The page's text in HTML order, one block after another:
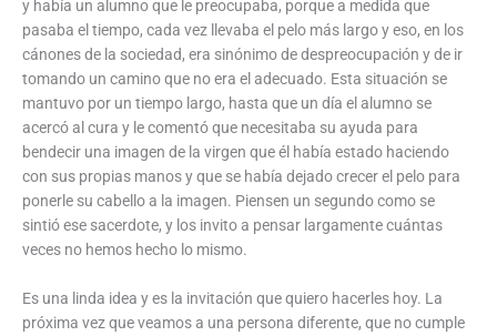
y había un alumno que le preocupaba, porque a medida que
pasaba el tiempo, cada vez llevaba el pelo más largo y eso, en los
cánones de la sociedad, era sinónimo de despreocupación y de ir
tomando un camino que no era el adecuado. Esta situación se
mantuvo por un tiempo largo, hasta que un día el alumno se
acercó al cura y le comentó que necesitaba su ayuda para
bendecir una imagen de la virgen que él había estado haciendo
con sus propias manos y que se había dejado crecer el pelo para
ponerle su cabello a la imagen. Piensen un segundo como se
sintió ese sacerdote, y los invito a pensar largamente cuántas
veces no hemos hecho lo mismo.
Es una linda idea y es la invitación que quiero hacerles hoy. La
próxima vez que veamos a una persona diferente, que no cumple